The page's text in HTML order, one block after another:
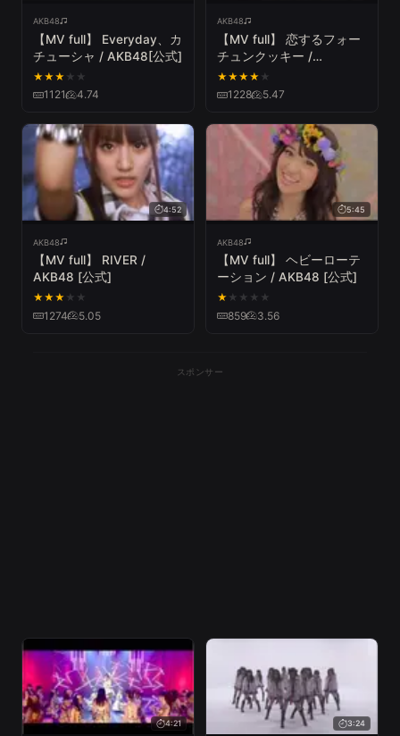
AKB48
【MV full】 Everyday、カ
チューシャ / AKB48[公式]
★★★ ★ ★
1121 4.74
AKB48
【MV full】 恋するフォー
チュンクッキー /
AKB48[公式]
★★★★ ★
1228 5.47
4:52
AKB48
【MV full】 RIVER /
AKB48 [公式]
★★★ ★ ★
1274 5.05
5:45
AKB48
【MV full】 ヘビーローテ
ーション / AKB48 [公式]
★ ★ ★ ★ ★
859 3.56
スポンサー
4:21 3:24